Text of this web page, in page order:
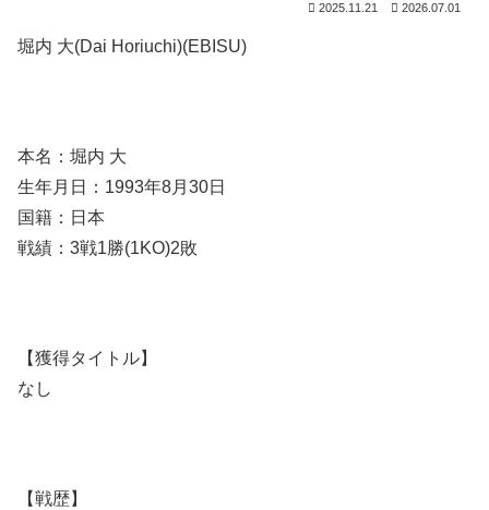
2025.11.21 2026.07.01
堀内 大(Dai Horiuchi)(EBISU)
本名：堀内 大
生年月日：1993年8月30日
国籍：日本
戦績：3戦1勝(1KO)2敗
【獲得タイトル】
なし
【戦歴】